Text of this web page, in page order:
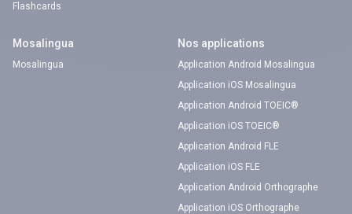
Flashcards
Mosalingua
Mosalingua
Nos applications
Application Android Mosalingua
Application iOS Mosalingua
Application Android TOEIC®
Application iOS TOEIC®
Application Android FLE
Application iOS FLE
Application Android Orthographe
Application iOS Orthographe